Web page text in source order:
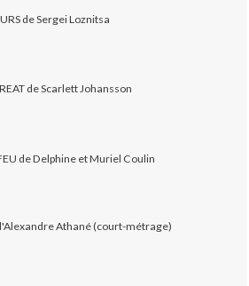
de Sergei Loznitsa
de Scarlett Johansson
de Delphine et Muriel Coulin
Athané (court-métrage)